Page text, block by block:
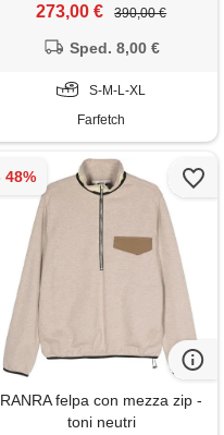
273,00 € 390,00 €
Sped. 8,00 €
S-M-L-XL
Farfetch
RANRA felpa con mezza zip -
toni neutri